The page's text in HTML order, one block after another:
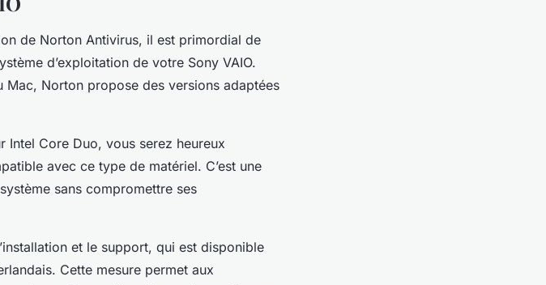
de Norton Antivirus, il est primordial de
d’exploitation de votre Sony VAIO.
Norton propose des versions adaptées
Intel Core Duo, vous serez heureux
avec ce type de matériel. C’est une
sans compromettre ses
et le support, qui est disponible
Cette mesure permet aux